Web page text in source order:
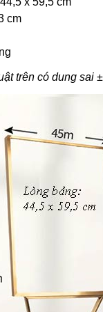
cm
trên có dung sai